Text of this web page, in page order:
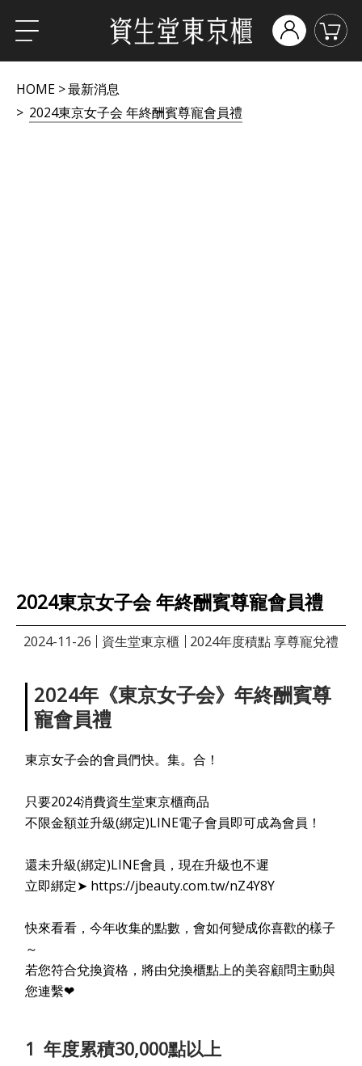
HOME
最新消息
2024東京女子会 年終酬賓尊寵會員禮
2024東京女子会 年終酬賓尊寵會員禮
2024-11-26 資生堂東京櫃 2024年度積點 享尊寵兌禮
2024年《東京女子会》 年終酬賓尊
寵會員禮
東京女子会的會員們快。集。合！
只要2024消費資生堂東京櫃商品
不限金額並升級(綁定)LINE電子會員即可成為會員！
還未升級(綁定)LINE會員，現在升級也不遲
立即綁定➤ https://jbeauty.com.tw/nZ4Y8Y
快來看看，今年收集的點數，會如何變成你喜歡的樣子
～
若您符合兌換資格，將由兌換櫃點上的美容顧問主動與
您連繫❤
1 年度累積30,000點以上